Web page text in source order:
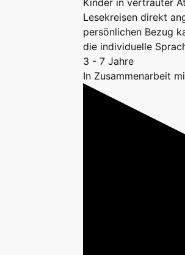
Kinder in vertrauter
Lesekreisen direkt
persönlichen Bezug
die individuelle
3 - 7 Jahre
In Zusammenarbeit